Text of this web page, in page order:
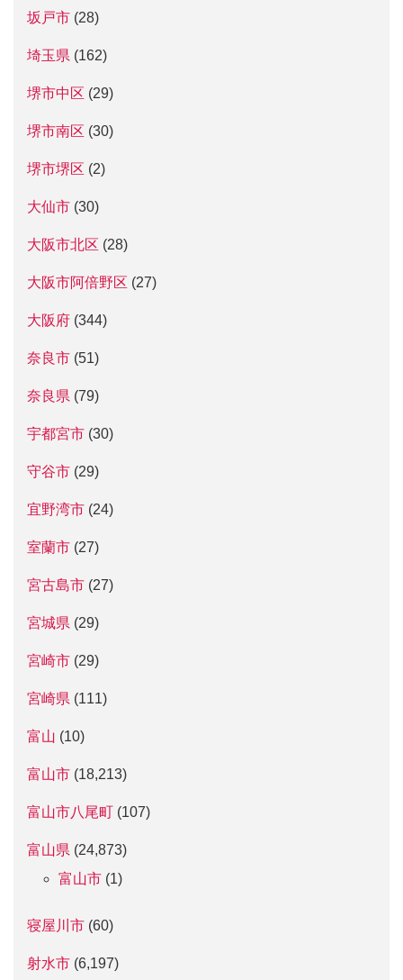
坂戸市 (28)
埼玉県 (162)
堺市中区 (29)
堺市南区 (30)
堺市堺区 (2)
大仙市 (30)
大阪市北区 (28)
大阪市阿倍野区 (27)
大阪府 (344)
奈良市 (51)
奈良県 (79)
宇都宮市 (30)
守谷市 (29)
宜野湾市 (24)
室蘭市 (27)
宮古島市 (27)
宮城県 (29)
宮崎市 (29)
宮崎県 (111)
富山 (10)
富山市 (18,213)
富山市八尾町 (107)
富山県 (24,873)
富山市 (1)
寝屋川市 (60)
射水市 (6,197)